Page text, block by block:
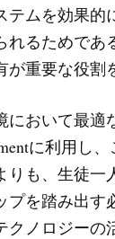
テムを効果
れるためであ
が重要な役割
において最適
に利用し
りも、生徒一
プを踏み出す
クノロジーの